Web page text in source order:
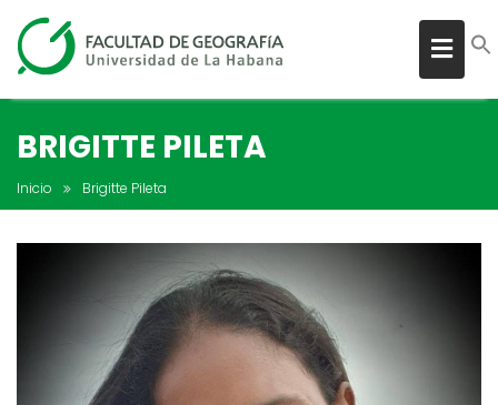
BRIGITTE PILETA
Inicio Brigitte Pileta